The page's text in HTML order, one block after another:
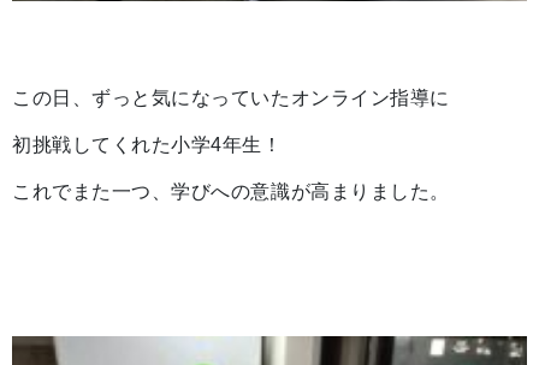
この日、ずっと気になっていたオンライン指導に
初挑戦してくれた小学4年生！
これでまた一つ、学びへの意識が高まりました。